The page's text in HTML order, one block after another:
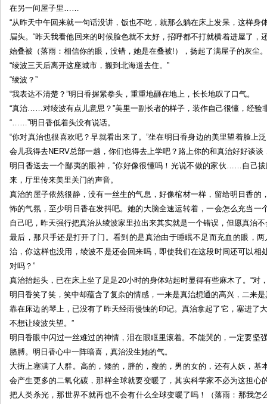
在另一间屋子里……
“从昨天中午回来就一句话没讲，饭也不吃，就那么躺在床上发呆，这样身
眉头。“昨天我看他回来的时候脸色就不太好，招呼都不打就横着进屋了，
始叠被（落雨：相信你的眼，没错，她是在叠被!），扬起了满屋子的灰尘。
“绫波三天后离开这座城市，搬到北海道去住。”
“绫波？”
“我表达不清楚？”明日香握紧拳头，重重地砸在地上，长长地叹了口气。
“真治……对绫波有点儿意思？”美里一副长者的样子，装作自己很懂，经验
“……”明日香低着头没有说话。
“你对真治也很喜欢吧？早就看出来了。”坐在明日香身边的美里望着脸上
会儿我得去NERV总部一趟，你们也得去上学吧？路上你的和真治好好谈
明日香送去一个鄙夷的眼神，“你好像很懂吗！光说不做的家伙……自己
来，厅里传来美里关门的声音。
真治的屋子依然很静，没有一丝生的气息，好像棺材一样，留给明日香的
怖的气氛，至少明日香在发抖吧。她的大脑全速运转着，一会怎么充当一
自己吧，昨天强行把真治从绫波家里拉出来其实就是一个错误，但愿真治
最后，那只手还是打开了门。看到的是真治由于睡眠不足而充血的眼，
治，你这样也没用，绫波不是还会回来吗，即使我们在这段时间还可以相
对吗？”
真治抬起头，已在床上坐了足足20小时的身体站起时显得有些麻木了。“对
明日香笑了笑，笑中却蕴含了复杂的情感，一来是真治想通的高兴，二来
靠在床边的琴上，已没有了昨天经雨侵蚀的印记。真治拿起了它，塞进了
不想让绫波失望。”
明日香眼中闪过一丝难过的神情，泪在眼眶里滚着。不能哭的，一定要坚
胳膊。明日香心中一阵暗喜，真治没生她的气。
大街上塞满了人群。高的，矮的，胖的，瘦的，男的女的，还有人妖，基
会产生更多的二氧化碳，那样全球就要变暖了，其实科学家不必为这担心
把人类杀光，那世界不就再也不会有什么全球变暖了吗！（落雨：那